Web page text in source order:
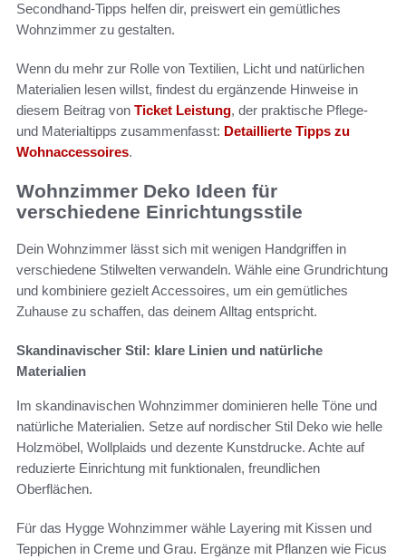
Secondhand-Tipps helfen dir, preiswert ein gemütliches
Wohnzimmer zu gestalten.
Wenn du mehr zur Rolle von Textilien, Licht und natürlichen
Materialien lesen willst, findest du ergänzende Hinweise in
diesem Beitrag von Ticket Leistung, der praktische Pflege-
und Materialtipps zusammenfasst: Detaillierte Tipps zu
Wohnaccessoires.
Wohnzimmer Deko Ideen für
verschiedene Einrichtungsstile
Dein Wohnzimmer lässt sich mit wenigen Handgriffen in
verschiedene Stilwelten verwandeln. Wähle eine Grundrichtung
und kombiniere gezielt Accessoires, um ein gemütliches
Zuhause zu schaffen, das deinem Alltag entspricht.
Skandinavischer Stil: klare Linien und natürliche
Materialien
Im skandinavischen Wohnzimmer dominieren helle Töne und
natürliche Materialien. Setze auf nordischer Stil Deko wie helle
Holzmöbel, Wollplaids und dezente Kunstdrucke. Achte auf
reduzierte Einrichtung mit funktionalen, freundlichen
Oberflächen.
Für das Hygge Wohnzimmer wähle Layering mit Kissen und
Teppichen in Creme und Grau. Ergänze mit Pflanzen wie Ficus